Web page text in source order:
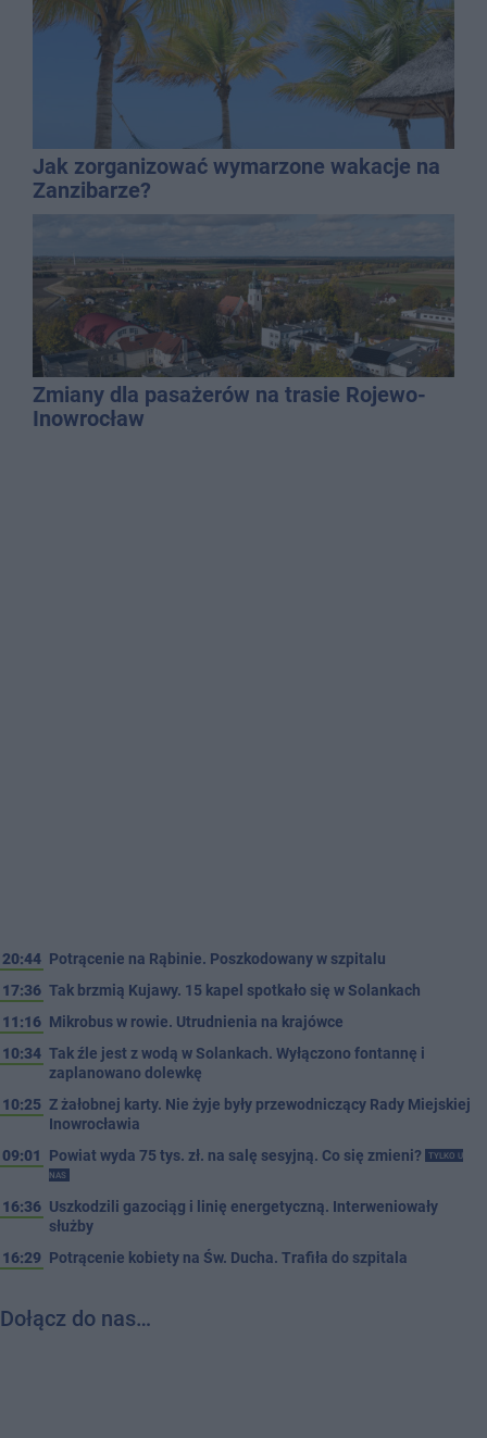
Jak zorganizować wymarzone wakacje na
Zanzibarze?
Zmiany dla pasażerów na trasie Rojewo-
Inowrocław
20:44 Potrącenie na Rąbinie. Poszkodowany w szpitalu
17:36 Tak brzmią Kujawy. 15 kapel spotkało się w Solankach
11:16 Mikrobus w rowie. Utrudnienia na krajówce
10:34 Tak źle jest z wodą w Solankach. Wyłączono fontannę i
zaplanowano dolewkę
10:25 Z żałobnej karty. Nie żyje były przewodniczący Rady Miejskiej
Inowrocławia
09:01
Powiat wyda 75 tys. zł. na salę sesyjną. Co się zmieni?
TYLKO U
NAS
16:36 Uszkodzili gazociąg i linię energetyczną. Interweniowały
służby
16:29 Potrącenie kobiety na Św. Ducha. Trafiła do szpitala
Dołącz do nas…